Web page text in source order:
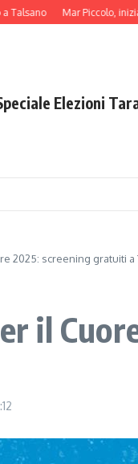
Mar Piccolo, inizia la
Elezioni
2025: screening gratuiti a
il